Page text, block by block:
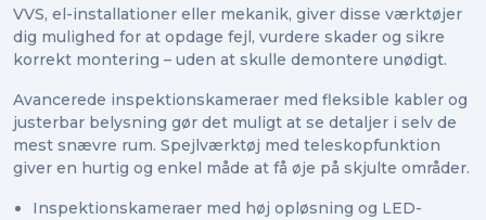
VVS, el-installationer eller mekanik, giver disse værktøjer
dig mulighed for at opdage fejl, vurdere skader og sikre
korrekt montering – uden at skulle demontere unødigt.
Avancerede inspektionskameraer med fleksible kabler og
justerbar belysning gør det muligt at se detaljer i selv de
mest snævre rum. Spejlværktøj med teleskopfunktion
giver en hurtig og enkel måde at få øje på skjulte områder.
Inspektionskameraer med høj opløsning og LED-